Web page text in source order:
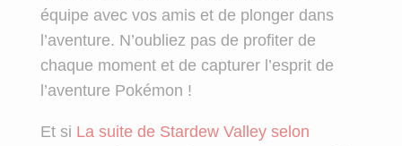
équipe avec vos amis et de plonger dans
l’aventure. N’oubliez pas de profiter de
chaque moment et de capturer l’esprit de
l’aventure Pokémon !
Et si La suite de Stardew Valley selon